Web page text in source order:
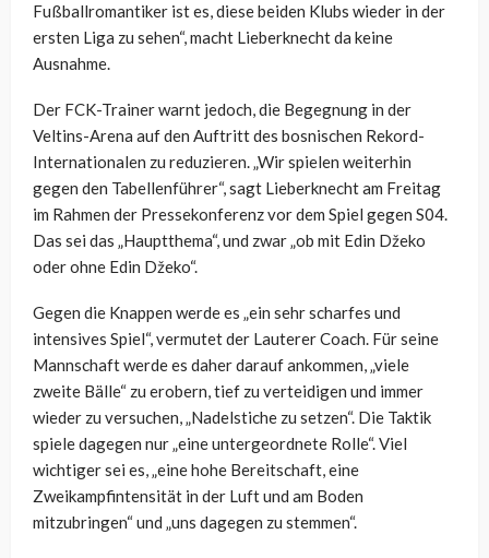
Fußballromantiker ist es, diese beiden Klubs wieder in der
ersten Liga zu sehen“, macht Lieberknecht da keine
Ausnahme.
Der FCK-Trainer warnt jedoch, die Begegnung in der
Veltins-Arena auf den Auftritt des bosnischen Rekord-
Internationalen zu reduzieren. „Wir spielen weiterhin
gegen den Tabellenführer“, sagt Lieberknecht am Freitag
im Rahmen der Pressekonferenz vor dem Spiel gegen S04.
Das sei das „Hauptthema“, und zwar „ob mit Edin Džeko
oder ohne Edin Džeko“.
Gegen die Knappen werde es „ein sehr scharfes und
intensives Spiel“, vermutet der Lauterer Coach. Für seine
Mannschaft werde es daher darauf ankommen, „viele
zweite Bälle“ zu erobern, tief zu verteidigen und immer
wieder zu versuchen, „Nadelstiche zu setzen“. Die Taktik
spiele dagegen nur „eine untergeordnete Rolle“. Viel
wichtiger sei es, „eine hohe Bereitschaft, eine
Zweikampfintensität in der Luft und am Boden
mitzubringen“ und „uns dagegen zu stemmen“.